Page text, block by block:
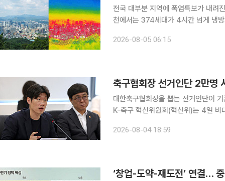
전국 대부분 지역에 폭염특보가 내려
천에서는 374세대가 4시간 넘게 냉
정을 넘겨서도 이어졌다. 계양구는 4
2026-08-05 06:15
축구협회장 선거인단 2만명
대한축구협회장을 뽑는 선거인단이
K-축구 혁신위원회(혁신위)는 4일 비
거인단 개편안을 기본 틀로 삼되 프로
2026-08-04 18:59
‘창업-도약-재도전’ 연결…